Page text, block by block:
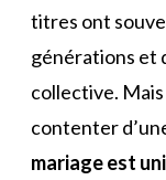
titres ont
générations et
collective. Mais
contenter
mariage est